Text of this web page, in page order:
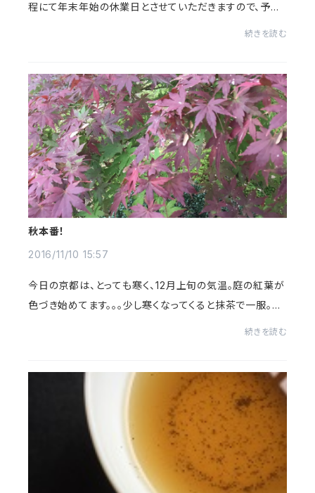
程にて年末年始の休業日とさせていただきますので、予め
続きを読む
秋本番！
2016/11/10 15:57
今日の京都は、とっても寒く、12月上旬の気温。庭の紅葉が
色づき始めてます。。。少し寒くなってくると抹茶で一服。↑
続きを読む